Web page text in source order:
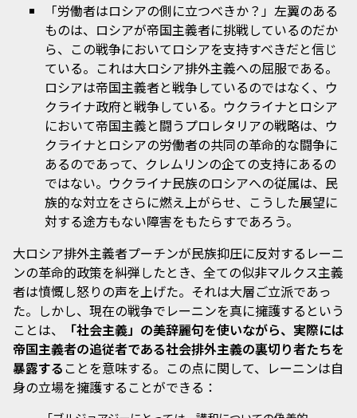
「労働者はロシアの側に立つべきか？」左翼のある
ものは、ロシアが帝国主義者に挑戦しているのだか
ら、この戦争においてロシアを支持すべきだと信じ
ている。これは大ロシア排外主義への屈服である。
ロシアは帝国主義者と戦争しているのではなく、ウ
クライナ政府と戦争している。ウクライナとロシア
において帝国主義と闘うプロレタリアの戦略は、ウ
クライナとロシアの労働者の共同の革命的な闘争に
あるのであって、クレムリンの企ての支持にあるの
ではない。ウクライナ民族のロシアへの従属は、民
族的な対立をさらに燃え上がらせ、こうした展望に
対する途方もない障害をもたらすであろう。
大ロシア排外主義者プーチンが民族抑圧に反対するレーニ
ンの革命的政策を糾弾したとき、全ての似非マルクス主義
者は憤慨し怒りの声を上げた。それは大層ご立派であっ
た。しかし、現在の戦争でレーニンを真に擁護するという
ことは、
「社会主義」の美辞麗句を使いながら、実際には
帝国主義者の追従者である社会排外主義の裏切り者たちを
暴露することを意味する。この点に関して、レーニンは自
身の立場を擁護することができる：